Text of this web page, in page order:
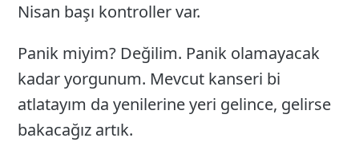
Nisan başı kontroller var.
Panik miyim? Değilim. Panik olamayacak
kadar yorgunum. Mevcut kanseri bi
atlatayım da yenilerine yeri gelince, gelirse
bakacağız artık.